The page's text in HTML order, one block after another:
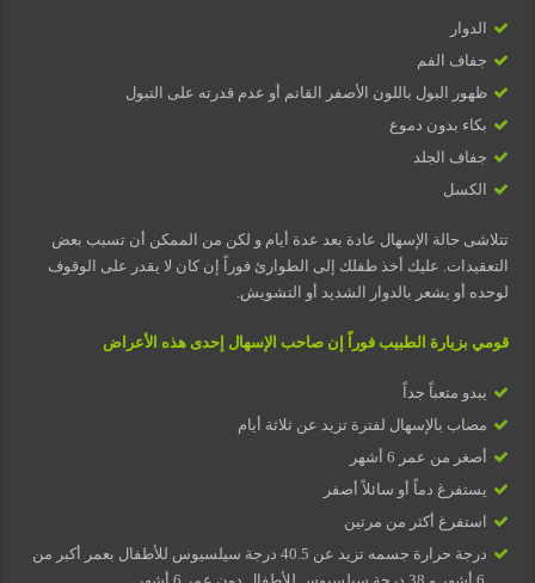
الدوار
جفاف الفم
ظهور البول باللون الأصفر القاتم أو عدم قدرته على التبول
بكاء بدون دموع
جفاف الجلد
الكسل
تتلاشى حالة الإسهال عادة بعد عدة أيام و لكن من الممكن أن تسبب بعض
التعقيدات. عليك أخذ طفلك إلى الطوارئ فوراً إن كان لا يقدر على الوقوف
لوحده أو يشعر بالدوار الشديد أو التشويش.
قومي بزيارة الطبيب فوراً إن صاحب الإسهال إحدى هذه الأعراض
يبدو متعباً جداً
مصاب بالإسهال لفترة تزيد عن ثلاثة أيام
أصغر من عمر 6 أشهر
يستفرغ دماً أو سائلاً أصفر
استفرغ أكثر من مرتين
درجة حرارة جسمه تزيد عن 40.5 درجة سيلسيوس للأطفال بعمر أكبر من